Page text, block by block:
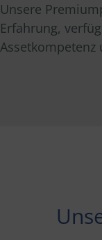
Unsere
Erfahrung,